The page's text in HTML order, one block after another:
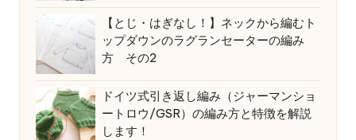
【とじ・はぎなし！】ネックから編むト
ップダウンのラグランセーターの編み
方 その2
ドイツ式引き返し編み（ジャーマンショ
ートロウ/GSR）の編み方と特徴を解説
します！